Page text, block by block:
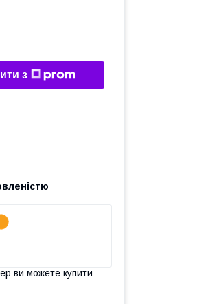
з
ви можете купити